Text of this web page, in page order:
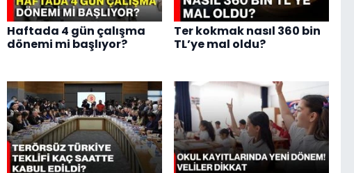
Haftada 4 gün çalışma
dönemi mi başlıyor?
Ter kokmak nasıl 360 bin
TL’ye mal oldu?